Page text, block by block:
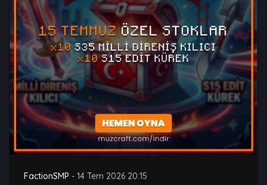
FactionSMP - 14 Tem 2026 20:15